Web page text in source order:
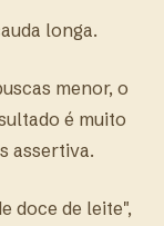
longa.
menor, o
é muito
assertiva.
doce de leite",